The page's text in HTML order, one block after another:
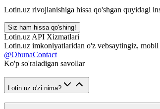
Lotin.uz rivojlanishiga hissa qo'shgan quyidagi
Siz ham hissa qo'shing!
Lotin.uz API Xizmatlari
Lotin.uz imkoniyatlaridan o'z vebsaytingiz,
@ObunaContact
Ko'p so'raladigan savollar
Lotin.uz o'zi nima?